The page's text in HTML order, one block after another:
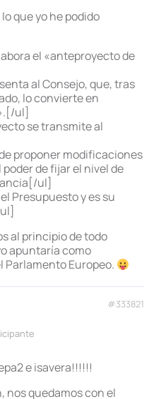
que yo he podido
el «anteproyecto de
al Consejo, que, tras
lo convierte en
ul]
se transmite al
proponer modificaciones
de fijar el nivel de
ul]
Presupuesto y es su
al principio de todo
apuntaría como
Parlamento Europeo.
#333821
e isavera!!!!!!
nos quedamos con el